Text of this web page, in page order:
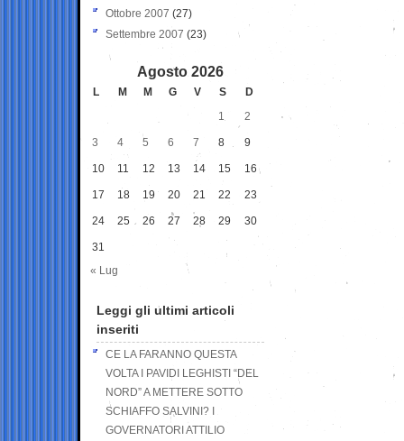
Ottobre 2007 (27)
Settembre 2007 (23)
Agosto 2026
L M M G V S
D
1
2
3 4 5 6 7 8 9
10 11 12 13 14 15 16
17 18 19 20 21 22 23
24 25 26 27 28 29 30
31
« Lug
Leggi gli ultimi articoli
inseriti
CE LA FARANNO QUESTA
VOLTA I PAVIDI LEGHISTI “DEL
NORD” A METTERE SOTTO
SCHIAFFO SALVINI? I
GOVERNATORI ATTILIO